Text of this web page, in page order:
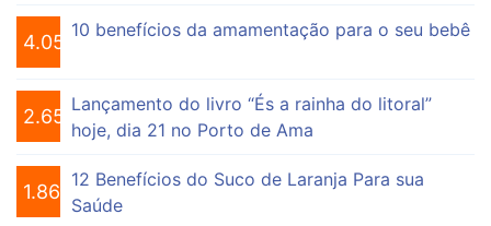
4.056
10 benefícios da amamentação para o seu bebê
2.652
Lançamento do livro “És a rainha do litoral”
hoje, dia 21 no Porto de Ama
1.864
12 Benefícios do Suco de Laranja Para sua
Saúde